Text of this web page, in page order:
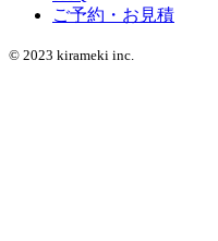
ご予約・お見積
© 2023 kirameki inc.